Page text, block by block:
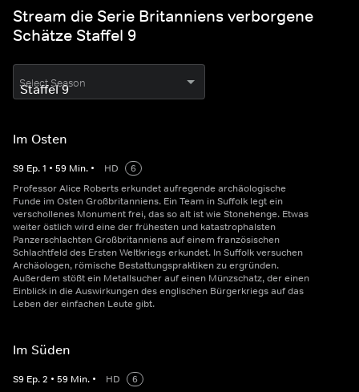
Stream die Serie Britanniens verborgene
Schätze Staffel 9
Select Season
Im Osten
S9 Ep.1 • 59 Min. • HD
6
Professor Alice Roberts erkundet aufregende archäologische
Funde im Osten Großbritanniens. Ein Team in Suffolk legt ein
verschollenes Monument frei, das so alt ist wie Stonehenge. Etwas
weiter östlich wird eine der frühesten und katastrophalsten
Panzerschlachten Großbritanniens auf einem französischen
Schlachtfeld des Ersten Weltkriegs erkundet. In Suffolk versuchen
Archäologen, römische Bestattungspraktiken zu ergründen.
Außerdem stößt ein Metallsucher auf einen Münzschatz, der einen
Einblick in die Auswirkungen des englischen Bürgerkriegs auf das
Leben der einfachen Leute gibt.
Im Süden
S9 Ep.2 • 59 Min. • HD
6